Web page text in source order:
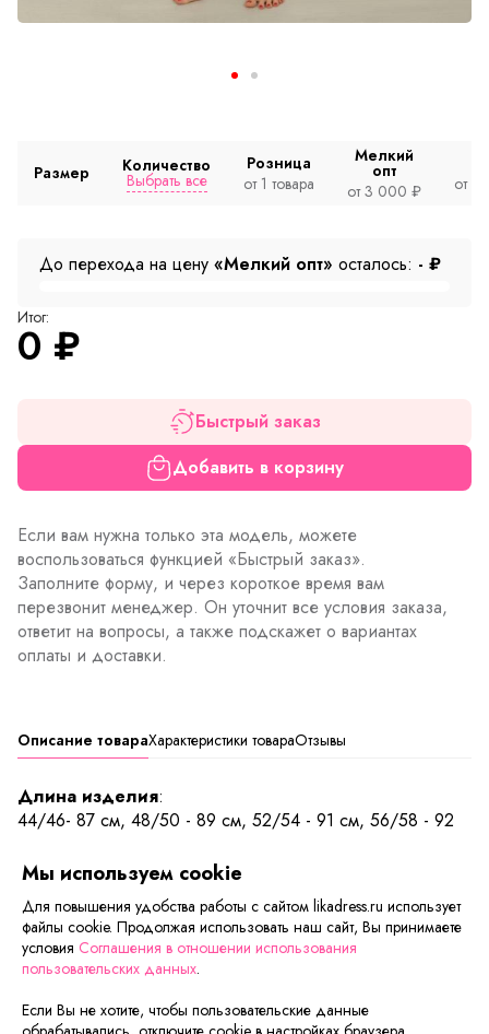
Размер Количество
Выбрать все
Розница
от 1 товара
Мелкий
опт
от 3 000 ₽
от
До перехода на цену «Мелкий опт» осталось: - ₽
Итог:
0 ₽
Быстрый заказ
Добавить в корзину
Если вам нужна только эта модель, можете
воспользоваться функцией «Быстрый заказ».
Заполните форму, и через короткое время вам
перезвонит менеджер. Он уточнит все условия заказа,
ответит на вопросы, а также подскажет о вариантах
оплаты и доставки.
Описание товараХарактеристики товараОтзывы
Длина изделия:
44/46- 87 см, 48/50 - 89 см, 52/54 - 91 см, 56/58 - 92
Облегающие леггинсы из хлопка с добавлением
лайкры. Комфортные и приятные к телу, не стесняют
движений. Забавный рисунок на ткани поднимает
настроение.
Мы используем cookie
Для повышения удобства работы с сайтом likadress.ru использует
файлы cookie. Продолжая использовать наш сайт, Вы принимаете
условия Соглашения в отношении использования
пользовательских данных.
Если Вы не хотите, чтобы пользовательские данные